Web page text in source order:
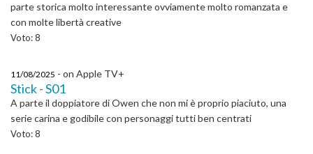
parte storica molto interessante ovviamente molto romanzata e
con molte libertà creative
Voto: 8
11/08/2025 - on Apple TV+
Stick - S01
A parte il doppiatore di Owen che non mi è proprio piaciuto, una
serie carina e godibile con personaggi tutti ben centrati
Voto: 8